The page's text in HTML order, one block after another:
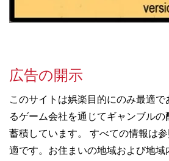
広告の開示
このサイトは娯楽目的にのみ最適
るゲーム会社を通じてギャンブル
蓄積しています。 すべての情報は
適です。お住まいの地域および地